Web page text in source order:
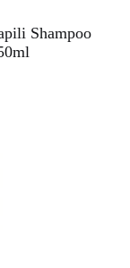
Shampoo